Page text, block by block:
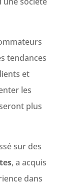
tendances
et
les
plus
sur des
, a acquis
dans